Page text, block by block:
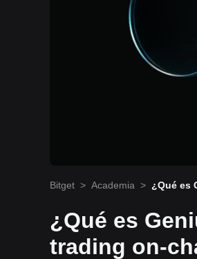
Bitget > Academia > ¿Qué es
eFi
¿Qué es
trading on-